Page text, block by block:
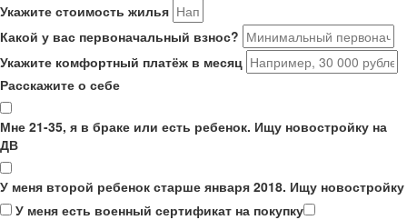
Укажите стоимость жилья
Какой у вас первоначальный взнос?
Укажите комфортный платёж в месяц
Расскажите о себе
Мне 21-35, я в браке или есть ребенок. Ищу новостройку на
ДВ
У меня второй ребенок старше января 2018. Ищу новостройку
У меня есть военный сертификат на покупку